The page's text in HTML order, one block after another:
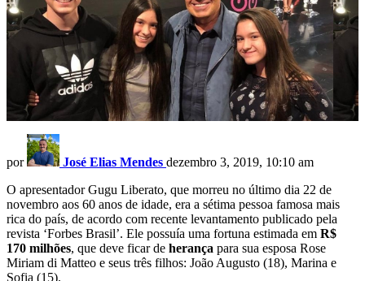
por José Elias Mendes dezembro 3, 2019, 10:10 am
O apresentador Gugu Liberato, que morreu no último dia 22 de
novembro aos 60 anos de idade, era a sétima pessoa famosa mais
rica do país, de acordo com recente levantamento publicado pela
revista ‘Forbes Brasil’. Ele possuía uma fortuna estimada em R$
170 milhões, que deve ficar de herança para sua esposa Rose
Miriam di Matteo e seus três filhos: João Augusto (18), Marina e
Sofia (15).